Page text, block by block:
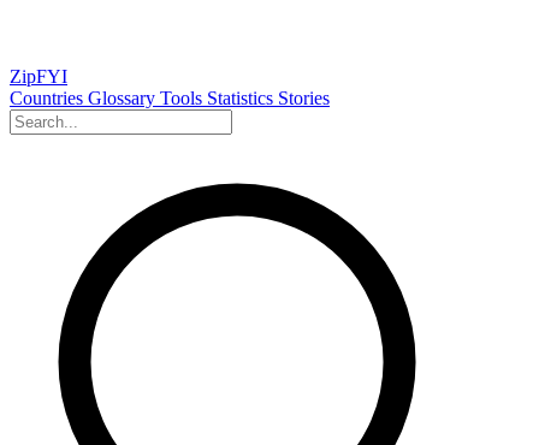
ZipFYI
Countries Glossary Tools Statistics Stories